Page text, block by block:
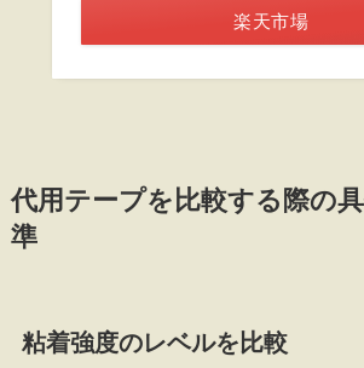
楽天市場
代用テープを比較する際の
準
粘着強度のレベルを比較